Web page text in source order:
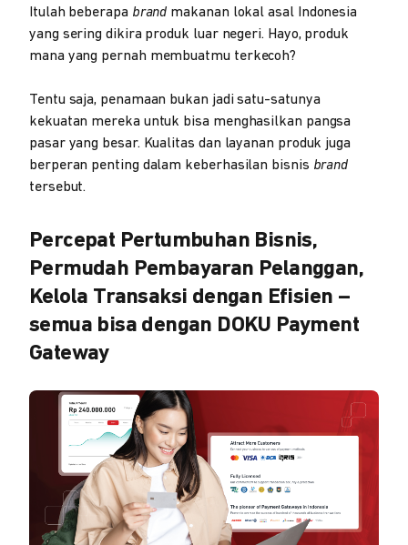
Itulah beberapa brand makanan lokal asal Indonesia
yang sering dikira produk luar negeri. Hayo, produk
mana yang pernah membuatmu terkecoh?
Tentu saja, penamaan bukan jadi satu-satunya
kekuatan mereka untuk bisa menghasilkan pangsa
pasar yang besar. Kualitas dan layanan produk juga
berperan penting dalam keberhasilan bisnis brand
tersebut.
Percepat Pertumbuhan Bisnis,
Permudah Pembayaran Pelanggan,
Kelola Transaksi dengan Efisien –
semua bisa dengan DOKU Payment
Gateway